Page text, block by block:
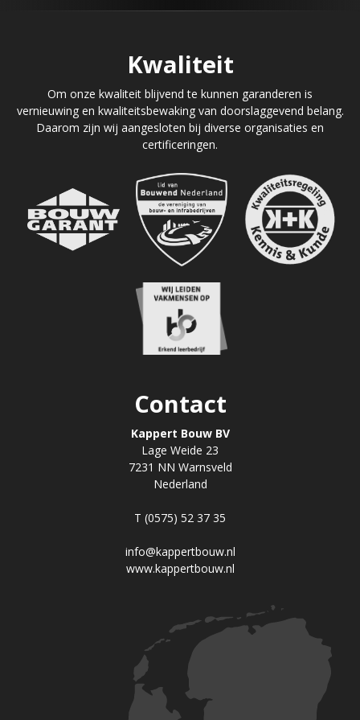
Kwaliteit
Om onze kwaliteit blijvend te kunnen garanderen is
vernieuwing en kwaliteitsbewaking van doorslaggevend belang.
Daarom zijn wij aangesloten bij diverse organisaties en
certificeringen.
Contact
Kappert Bouw BV
Lage Weide 23
7231 NN Warnsveld
Nederland
T (0575) 52 37 35
info@kappertbouw.nl
www.kappertbouw.nl